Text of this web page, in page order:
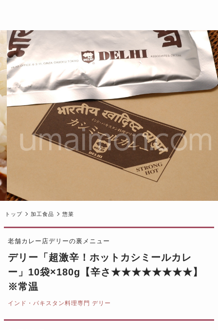
トップ 加工食品 惣菜
老舗カレー店デリーの裏メニュー
デリー「超激辛！ホットカシミールカレ
ー」10袋×180g【辛さ★★★★★★★★】
※常温
インド・パキスタン料理専門 デリー